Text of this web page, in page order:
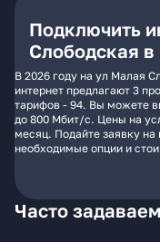
Подключить
Слободская
В 2026 году на ул Малая
интернет предлагают 3
тарифов - 94. Вы можете
до 800 Мбит/с. Цены на
месяц. Подайте заявку
необходимые опции и
Часто